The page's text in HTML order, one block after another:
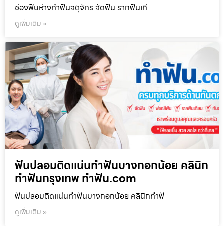
ช่องฟันห่างทำฟันจตุจักร จัดฟัน รากฟันเที
ดูเพิ่มเติม »
ฟันปลอมติดแน่นทำฟันบางกอกน้อย คลินิก
ทำฟันกรุงเทพ ทำฟัน.com
ฟันปลอมติดแน่นทำฟันบางกอกน้อย คลินิกทำฟั
ดูเพิ่มเติม »